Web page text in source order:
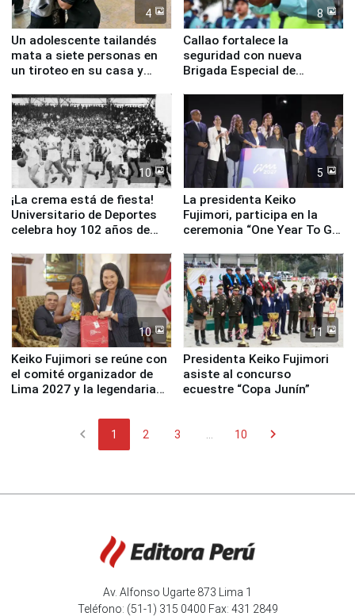
4
Un adolescente tailandés
mata a siete personas en
un tiroteo en su casa y
8
Callao fortalece la
seguridad con nueva
Brigada Especial de
equipamiento para
Serenazgo
10
¡La crema está de fiesta!
Universitario de Deportes
celebra hoy 102 años de
5
La presidenta Keiko
Fujimori, participa en la
ceremonia “One Year To Go
10
Keiko Fujimori se reúne con
el comité organizador de
Lima 2027 y la legendaria
11
Presidenta Keiko Fujimori
asiste al concurso
ecuestre “Copa Junín”
chevron_left 1 2 3 10 chevron_right
Av. Alfonso Ugarte 873 Lima 1
Teléfono: (51-1) 315 0400 Fax: 431 2849